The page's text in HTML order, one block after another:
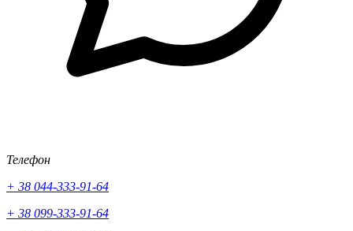
Телефон
+ 38 044-333-91-64
+ 38 099-333-91-64